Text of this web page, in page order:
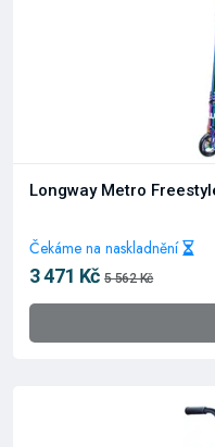
Longway Metro
Čekáme na naskladnění
3 471 Kč 5 562 Kč